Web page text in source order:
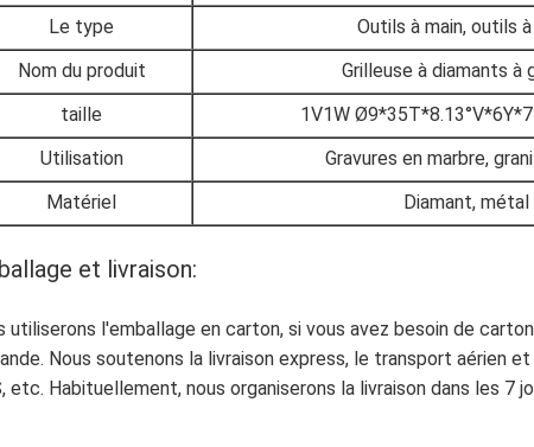
Le type
Outils à main, outils
Nom du produit
Grilleuse à diamants à
taille
1V1W
Utilisation
Gravures en marbre,
Matériel
Diamant, métal
et livraison:
utiliserons l'emballage en carton, si vous avez besoin de
Nous soutenons la livraison express, le transport aérien
etc. Habituellement, nous organiserons la livraison dans les 7